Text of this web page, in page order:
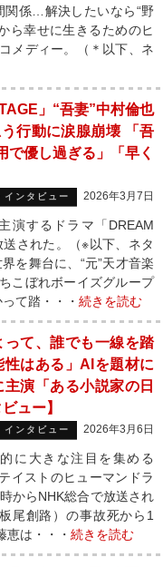
係…解決したいなら“野
ら幸せに生きるためのヒ
メディー。（＊以下、ネ
」“吾妻”中村倫也
行動に涙腺崩壊 「吾
で優し過ぎる」「早く
インタビュー 2026年3月7日
演するドラマ「DREAM
された。（※以下、ネタ
を舞台に、“元”天才音楽
こぼれボーイズグループ
て踏・・・ 続きを読む
って、誰でも一線を踏
性はある」AIを題材に
主演「ある小説家の日
ュー】
インタビュー 2026年3月6日
に大きな注目を集める
イストのヒューマンドラ
からNHK総合で放送され
創路）の事故死から1
恵は・・・ 続きを読む